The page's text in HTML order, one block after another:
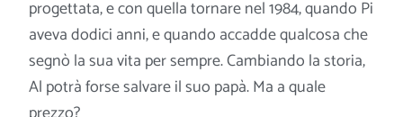
progettata, e con quella tornare nel 1984, quando Pi
aveva dodici anni, e quando accadde qualcosa che
segnò la sua vita per sempre. Cambiando la storia,
Al potrà forse salvare il suo papà. Ma a quale